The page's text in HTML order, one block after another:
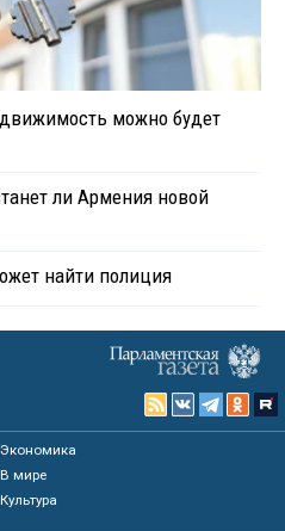
можно будет
ли Армения новой
найти полиция
Экономика
В мире
Культура